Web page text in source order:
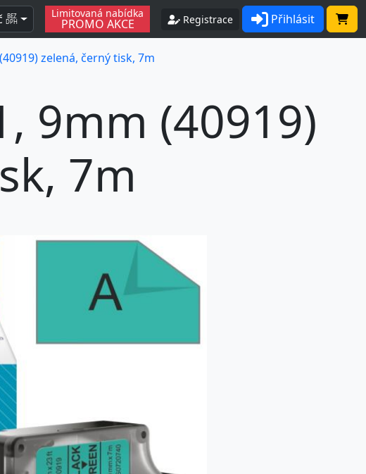
BEZ
DPH
Limitovaná nabídka
PROMO AKCE Registrace Přihlásit
zelená, černý tisk, 7m
9mm (40919)
7m